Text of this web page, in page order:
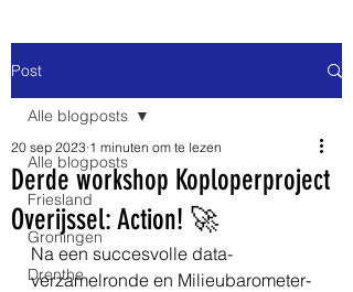
Post
Alle blogposts
Friesland
Groningen
Drenthe
Alle blogposts
Derde workshop Koploperproject
Overijssel: Action! 🚀
20 sep 2023 1 minuten om te lezen
Na een succesvolle data-
verzamelronde en Milieubarometer-